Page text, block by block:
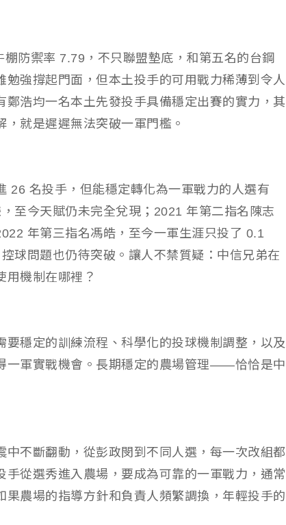
防禦率 7.79，不只聯盟墊底，和第五名的台鋼
勉強撐起門面，但本土投手的可用戰力稀薄到令人
鄭浩均一名本土先發投手具備穩定出賽的實力，其
就是遲遲無法突破一軍門檻。
26 名投手，但能穩定轉化為一軍戰力的人選有
至今天賦仍未完全兌現；2021 年第二指名陳志
年第三指名馮皓，至今一軍生涯只投了 0.1
球問題也仍待突破。讓人不禁質疑：中信兄弟在
用機制在哪裡？
要穩定的訓練流程、科學化的投球機制調整，以及
一軍實戰機會。長期穩定的農場管理——恰恰是中
中不斷翻動，從彭政閔到不同人選，每一次改組都
手從選秀進入農場，要成為可靠的一軍戰力，通常
果農場的指導方針和負責人頻繁調換，年輕投手的